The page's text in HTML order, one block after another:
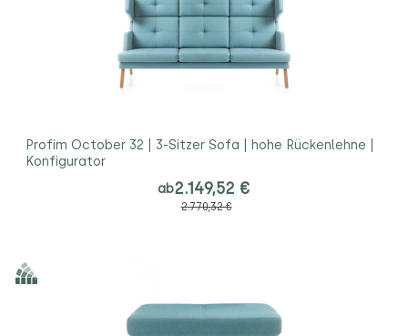
Profim October 32 | 3-Sitzer Sofa | hohe Rückenlehne |
Konfigurator
ab2.149,52 €
2.770,32 €